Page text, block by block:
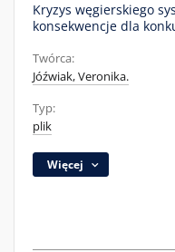
Kryzys węgierskiego
konsekwencje dla
Twórca:
Jóźwiak, Veronika.
Typ:
plik
Więcej